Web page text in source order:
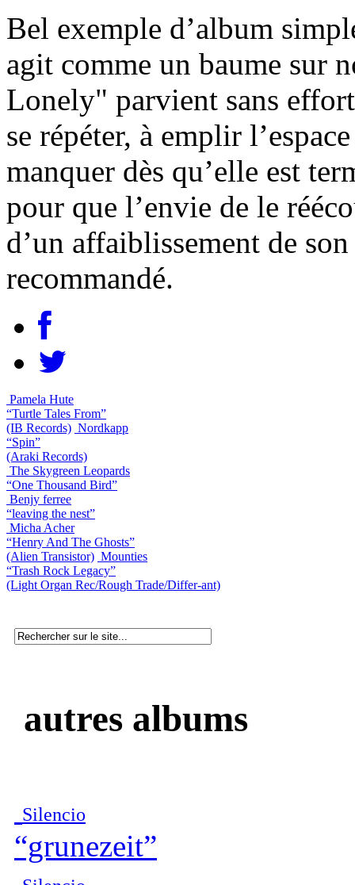
Bel exemple d’album
agit comme un baume sur
Lonely" parvient sans
se répéter, à emplir
manquer dès qu’elle est
pour que l’envie de le
d’un affaiblissement de
recommandé.
Pamela Hute
“Turtle Tales From”
(IB Records) Nordkapp
“Spin”
(Araki Records)
The Skygreen Leopards
“One Thousand Bird”
Benjy ferree
“leaving the nest”
Micha Acher
“Henry And The Ghosts”
(Alien Transistor) Mounties
“Trash Rock Legacy”
(Light Organ Rec/Rough Trade/Differ-ant)
autres albums
Silencio
“grunezeit”